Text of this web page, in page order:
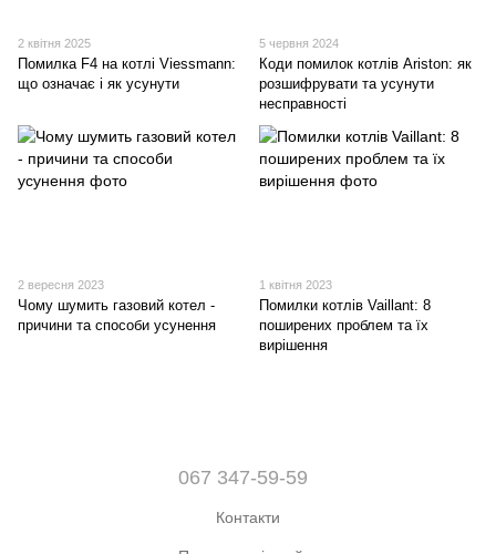
2 квітня 2025
Помилка F4 на котлі Viessmann:
що означає і як усунути
5 червня 2024
Коди помилок котлів Ariston: як
розшифрувати та усунути
несправності
2 вересня 2023
Чому шумить газовий котел -
причини та способи усунення
1 квітня 2023
Помилки котлів Vaillant: 8
поширених проблем та їх
вирішення
067 347-59-59
Контакти